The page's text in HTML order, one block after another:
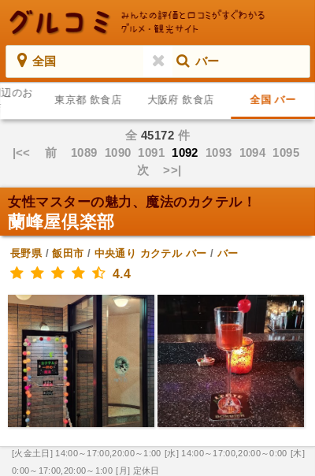
全国 バー
のお
東京都 飲食店 大阪府 飲食店 全国 バー
全 45172 件
|<<
前 1089 1090 1091 1092 1093 1094 1095
次
>>|
女性マスターの魅力、魔法のカクテル！
蘭峰屋倶楽部
長野県/飯田市 / 中央通り カクテル バー / バー
4.4
[火金土日] 14:00～17:00,20:00～1:00 [水] 14:00～17:00,20:00～0:00 [木]
0:00～17:00,20:00～1:00 [月] 定休日